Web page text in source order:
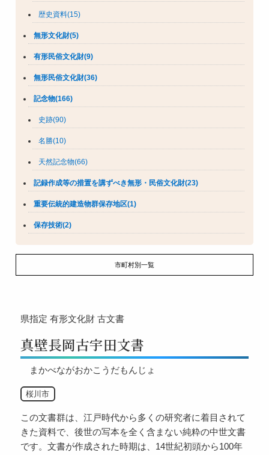
歴史資料(15)
無形文化財(5)
有形民俗文化財(9)
無形民俗文化財(36)
記念物(166)
史跡(90)
名勝(10)
天然記念物(66)
記録作成等の措置を講ずべき無形・民俗文化財(23)
重要伝統的建造物群保存地区(1)
保存技術(2)
市町村別一覧
県指定 有形文化財 古文書
真壁長岡古宇田文書
まかべながおかこうだもんじょ
桜川市
この文書群は、江戸時代から多くの研究者に着目されて
きた資料で、後世の写本を全く含まない純粋の中世文書
です。文書が作成された時期は、14世紀初頭から100年